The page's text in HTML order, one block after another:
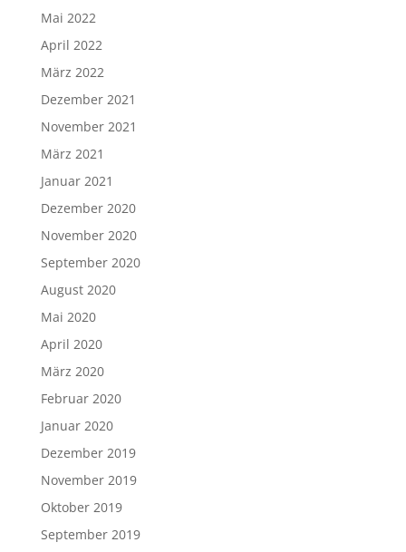
Mai 2022
April 2022
März 2022
Dezember 2021
November 2021
März 2021
Januar 2021
Dezember 2020
November 2020
September 2020
August 2020
Mai 2020
April 2020
März 2020
Februar 2020
Januar 2020
Dezember 2019
November 2019
Oktober 2019
September 2019